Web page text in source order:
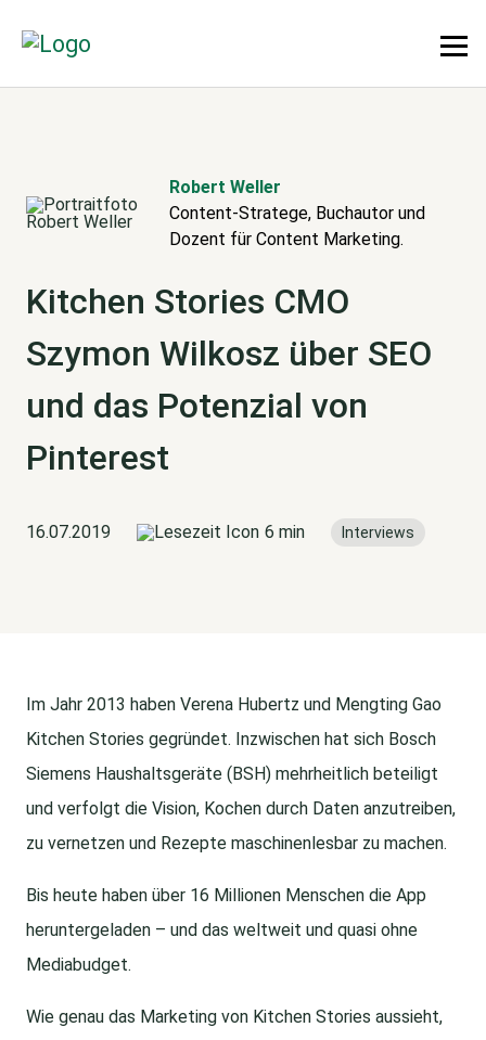
Robert Weller
Content-Stratege, Buchautor und
Dozent für Content Marketing.
Kitchen Stories CMO
Szymon Wilkosz über SEO
und das Potenzial von
Pinterest
16.07.2019 6 min Interviews
Im Jahr 2013 haben Verena Hubertz und Mengting Gao
Kitchen Stories gegründet. Inzwischen hat sich Bosch
Siemens Haushaltsgeräte (BSH) mehrheitlich beteiligt
und verfolgt die Vision, Kochen durch Daten anzutreiben,
zu vernetzen und Rezepte maschinenlesbar zu machen.
Bis heute haben über 16 Millionen Menschen die App
heruntergeladen – und das weltweit und quasi ohne
Mediabudget.
Wie genau das Marketing von Kitchen Stories aussieht,